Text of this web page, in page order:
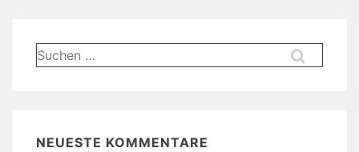
Suchen
nach:
NEUESTE KOMMENTARE